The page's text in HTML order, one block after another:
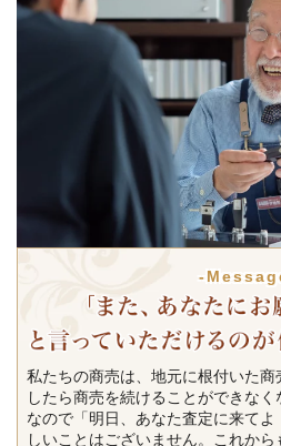
-
私たちの商売は、地元に根付いた
したら商売を続けることができなく
なので「明日、あなた査定に来て
しいことはございません。これか